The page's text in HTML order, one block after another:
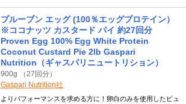
プルーブン エッグ (100％エッグプロテイン）
※ココナッツ カスタード パイ 約27回分
Proven Egg 100% Egg White Protein
Coconut Custard Pie 2lb Gaspari
Nutrition（ギャスパリニュートリション）
900g （27回分）
Gaspari Nutrition社
よりパフォーマンスを求める方に！卵白のみを使用したピュ